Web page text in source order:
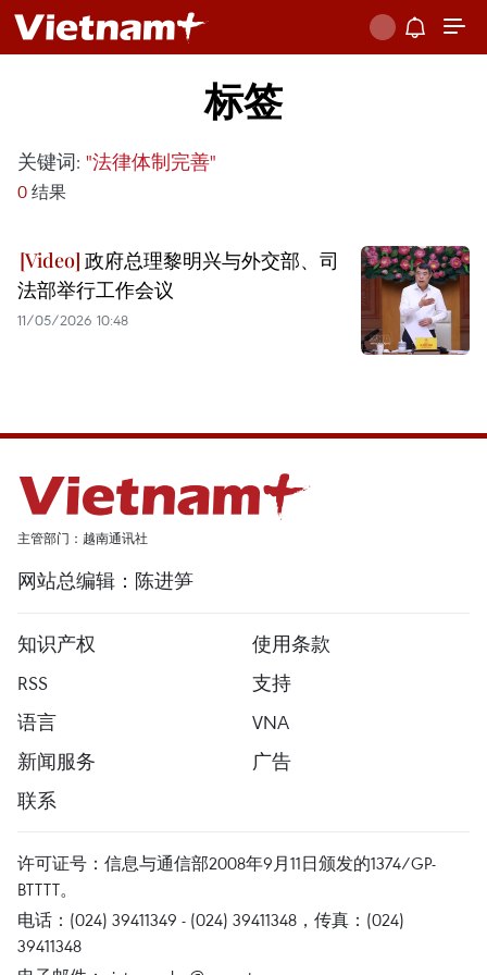
标签
关键词: "法律体制完善"
0 结果
政府总理黎明兴与外交部、司
法部举行工作会议
11/05/2026 10:48
主管部门：越南通讯社
网站总编辑：陈进笋
知识产权
使用条款
RSS
支持
语言
VNA
新闻服务
广告
联系
许可证号：信息与通信部2008年9月11日颁发的1374/GP-
BTTTT。
电话：(024) 39411349 - (024) 39411348，传真：(024)
39411348